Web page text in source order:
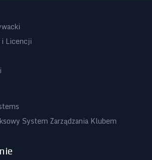
Licencji
System Zarządzania Klubem